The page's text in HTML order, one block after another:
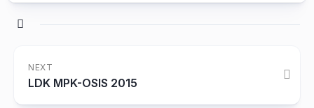
NEXT
LDK MPK-OSIS 2015